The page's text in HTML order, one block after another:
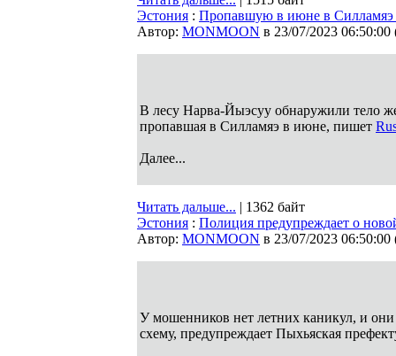
Эстония : Пропавшую в июне в Силламяэ
Автор: MONMOON в 23/07/2023 06:50:00
В лесу Нарва-Йыэсуу обнаружили тело
пропавшая в Силламяэ в июне, пишет
Далее...
Читать дальше... | 1362 байт
Эстония : Полиция предупреждает о
Автор: MONMOON в 23/07/2023 06:50:00
У мошенников нет летних каникул, и
схему, предупреждает Пыхьяская